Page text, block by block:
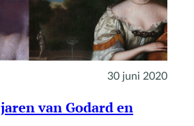
30 juni 2020
van Godard en